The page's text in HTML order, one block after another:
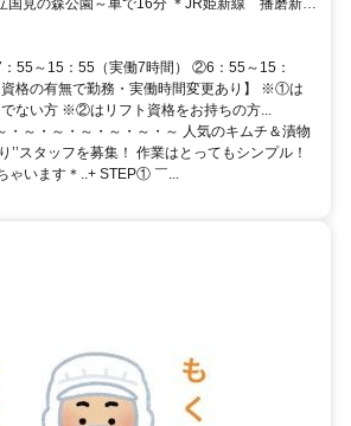
ー、バイク、自転車通勤可 ＊無料の駐車場完
55～15：55（実働7時間） ②6：55～15：
格の有無で勤務・実働時間変更あり】 ※①は
でない方 ※②はリフト資格をお持ちの方...
・～・～・～・～・～・～ 人気のキムチ＆漬物
’’スタッフを募集！ 作業はとってもシンプル！
ゃいます＊..+ STEP① ￣...